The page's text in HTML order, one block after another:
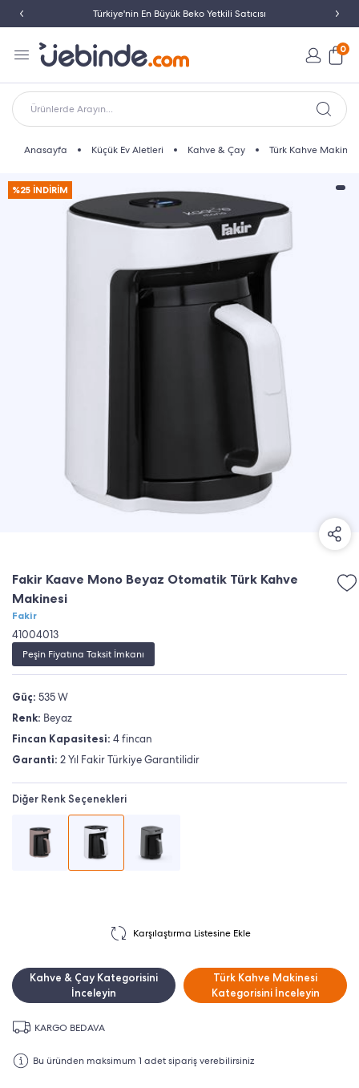
Türkiye'nin En Büyük Beko Yetkili Satıcısı
0
Ürünlerde Arayın...
Anasayfa Küçük Ev Aletleri Kahve & Çay Türk Kahve Makinesi
%25 İNDİRİM
Fakir Kaave Mono Beyaz Otomatik Türk Kahve
Makinesi
Fakir
41004013
Peşin Fiyatına Taksit İmkanı
Güç: 535 W
Renk: Beyaz
Fincan Kapasitesi: 4 fincan
Garanti: 2 Yıl Fakir Türkiye Garantilidir
Diğer Renk Seçenekleri
Karşılaştırma Listesine Ekle
Kahve & Çay Kategorisini
İnceleyin
Türk Kahve Makinesi
Kategorisini İnceleyin
KARGO BEDAVA
Bu üründen maksimum 1 adet sipariş verebilirsiniz